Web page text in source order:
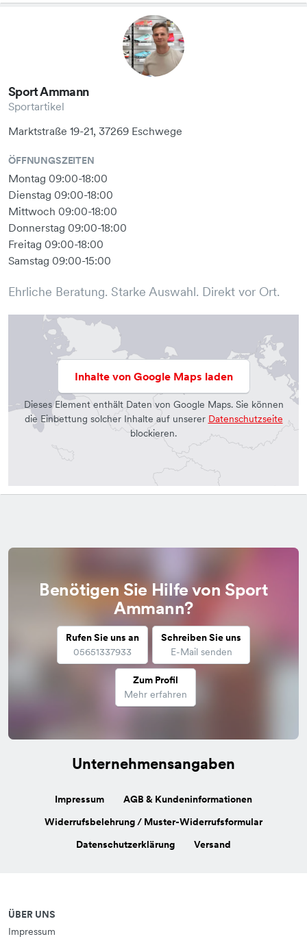
Sport Ammann
Sportartikel
Marktstraße 19-21, 37269 Eschwege
ÖFFNUNGSZEITEN
Montag 09:00-18:00
Dienstag 09:00-18:00
Mittwoch 09:00-18:00
Donnerstag 09:00-18:00
Freitag 09:00-18:00
Samstag 09:00-15:00
Ehrliche Beratung. Starke Auswahl. Direkt vor Ort.
Inhalte von Google Maps laden
Dieses Element enthält Daten von Google Maps. Sie können
die Einbettung solcher Inhalte auf unserer Datenschutzseite
blockieren.
Benötigen Sie Hilfe von Sport
Ammann?
Rufen Sie uns an
05651337933
Schreiben Sie uns
E-Mail senden
Zum Profil
Mehr erfahren
Unternehmensangaben
Impressum
AGB & Kundeninformationen
Widerrufsbelehrung / Muster-Widerrufsformular
Datenschutzerklärung
Versand
ÜBER UNS
Impressum